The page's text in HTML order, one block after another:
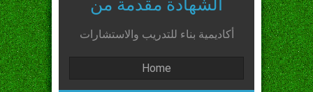
الشهادة مقدمة من
أكاديمية بناء للتدريب والاستشارات
Home